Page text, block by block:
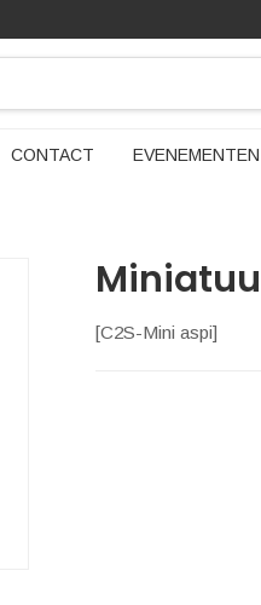
CONTACT EVENEMENTEN
[C2S-Mini aspi]